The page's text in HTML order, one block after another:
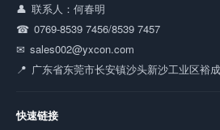
联系人：何春明
0769-8539 7456/8539 7457
sales002@yxcon.com
广东省东莞市长安镇沙头新沙工业区裕
快速链接